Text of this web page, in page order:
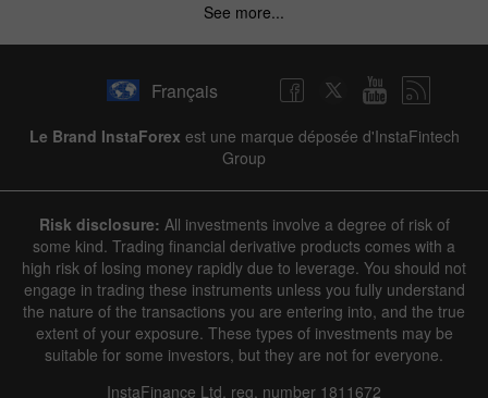
See more...
Français
Le Brand InstaForex est une marque déposée d'InstaFintech
Group
Risk disclosure: All investments involve a degree of risk of
some kind. Trading financial derivative products comes with a
high risk of losing money rapidly due to leverage. You should not
engage in trading these instruments unless you fully understand
the nature of the transactions you are entering into, and the true
extent of your exposure. These types of investments may be
suitable for some investors, but they are not for everyone.
InstaFinance Ltd, reg. number 1811672